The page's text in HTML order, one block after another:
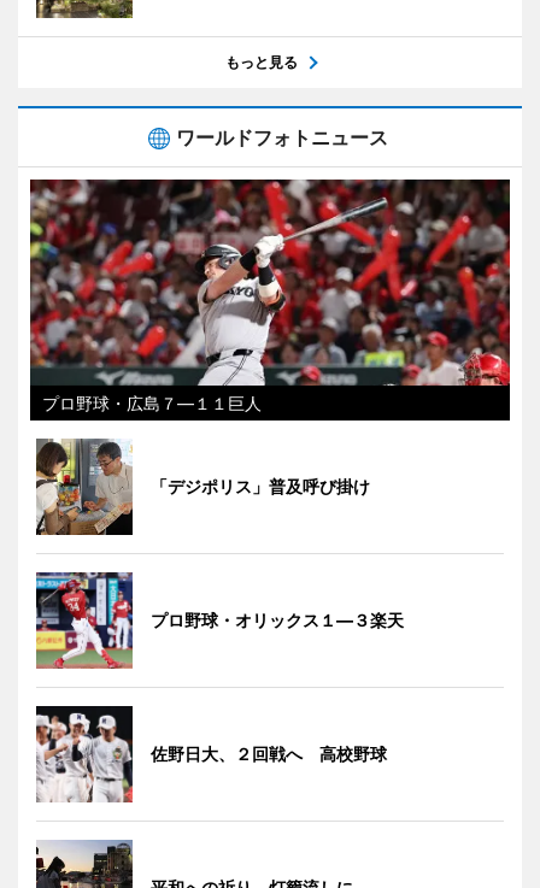
もっと見る
ワールドフォトニュース
プロ野球・広島７―１１巨人
「デジポリス」普及呼び掛け
プロ野球・オリックス１―３楽天
佐野日大、２回戦へ 高校野球